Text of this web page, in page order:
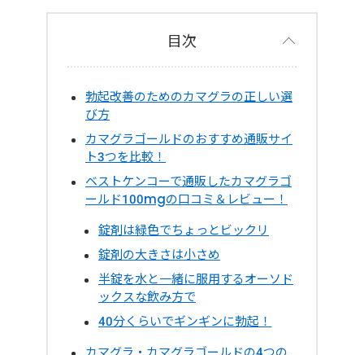
目次
勃起改善のためのカマグラの正しい選
び方
カマグラゴールドのおすすめ通販サイ
ト3つを比較！
ベストケンコーで通販したカマグラゴ
ールド100mgの口コミ＆レビュー！
錠剤は緑色でちょっとビックリ
錠剤の大きさは小さめ
半錠を水と一緒に服用するオーソド
ックスな飲み方で
40分くらいでギンギンに勃起！